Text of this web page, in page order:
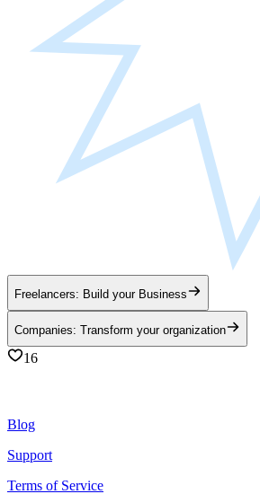
Freelancers: Build your Business
Companies: Transform your organization
16
Blog
Support
Terms of Service